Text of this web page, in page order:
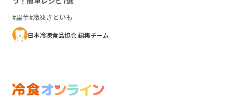
里芋 冷凍さといも
日本冷凍食品協会 編集チーム